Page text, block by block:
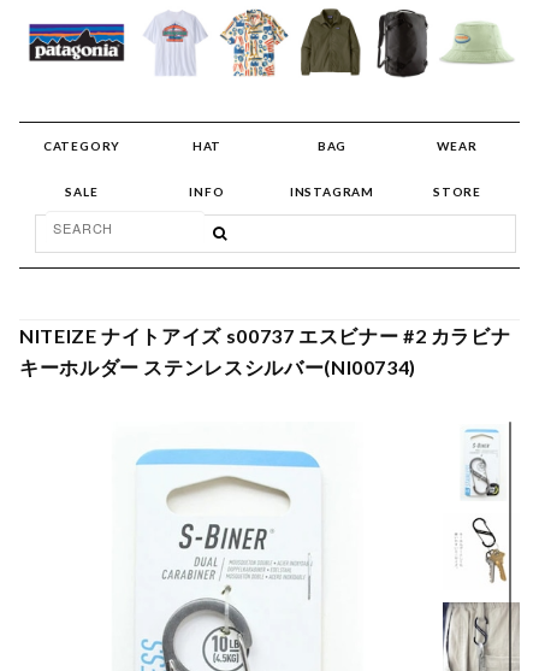
CATEGORY HAT BAG WEAR
SALE INFO INSTAGRAM STORE
NITEIZE ナイトアイズ s00737 エスビナー #2 カラビナ
キーホルダー ステンレスシルバー(NI00734)